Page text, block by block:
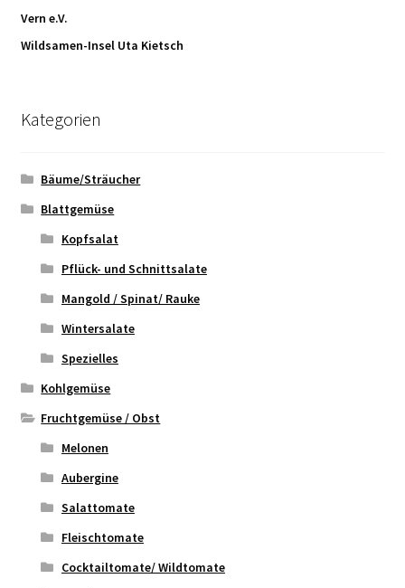
Vern e.V.
Wildsamen-Insel Uta Kietsch
Kategorien
Bäume/Sträucher
Blattgemüse
Kopfsalat
Pflück- und Schnittsalate
Mangold / Spinat/ Rauke
Wintersalate
Spezielles
Kohlgemüse
Fruchtgemüse / Obst
Melonen
Aubergine
Salattomate
Fleischtomate
Cocktailtomate/ Wildtomate